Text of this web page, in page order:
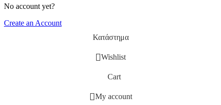
No account yet?
Create an Account
Κατάστημα
Wishlist
Cart
My account